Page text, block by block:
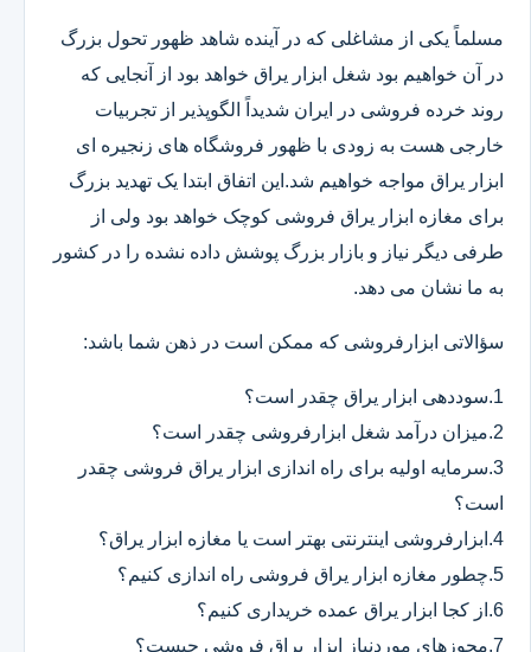
مسلماً یکی از مشاغلی که در آینده شاهد ظهور تحول بزرگ
در آن خواهیم بود شغل ابزار یراق خواهد بود از آنجایی که
روند خرده فروشی در ایران شدیداً الگوپذیر از تجربیات
خارجی هست به زودی با ظهور فروشگاه های زنجیره ای
ابزار یراق مواجه خواهیم شد.این اتفاق ابتدا یک تهدید بزرگ
برای مغازه ابزار یراق فروشی کوچک خواهد بود ولی از
طرفی دیگر نیاز و بازار بزرگ پوشش داده نشده را در کشور
به ما نشان می دهد.
سؤالاتی ابزارفروشی که ممکن است در ذهن شما باشد:
1.سوددهی ابزار یراق چقدر است؟
2.میزان درآمد شغل ابزارفروشی چقدر است؟
3.سرمایه اولیه برای راه اندازی ابزار یراق فروشی چقدر
است؟
4.ابزارفروشی اینترنتی بهتر است یا مغازه ابزار یراق؟
5.چطور مغازه ابزار یراق فروشی راه اندازی کنیم؟
6.از کجا ابزار یراق عمده خریداری کنیم؟
7.مجوزهای موردنیاز ابزار یراق فروشی چیست؟